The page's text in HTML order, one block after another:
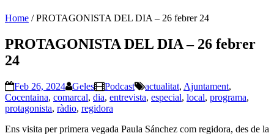
Home /PROTAGONISTA DEL DIA – 26 febrer 24
PROTAGONISTA DEL DIA – 26 febrer
24
Feb 26, 2024 Geles Podcast actualitat, Ajuntament,
Cocentaina, comarcal, dia, entrevista, especial, local, programa,
protagonista, ràdio, regidora
Ens visita per primera vegada Paula Sánchez com regidora, des de la